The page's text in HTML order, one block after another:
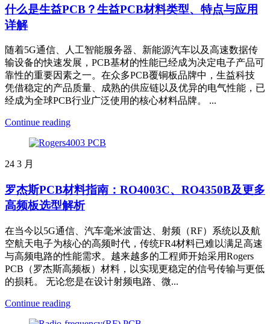
什么是生益PCB？生益PCB材料类型、特点与应用
详解
随着5G通信、人工智能服务器、新能源汽车以及高速数据传
输设备的快速发展，PCB基材的性能已经成为决定电子产品可
靠性的重要因素之一。在众多PCB覆铜板品牌中，生益科技
凭借稳定的产品质量、成熟的供应链以及优异的电气性能，已
经成为全球PCB行业广泛使用的核心材料品牌。 ...
Continue reading
24 3 月
罗杰斯PCB材料指南：RO4003C、RO4350B及更多
高频板选型解析
在当今以5G通信、汽车毫米波雷达、射频（RF）系统以及航
空航天电子为核心的高频时代，传统FR4材料已难以满足高速
与高频电路的性能需求。越来越多的工程师开始采用Rogers
PCB（罗杰斯高频板）材料，以实现更稳定的信号传输与更低
的损耗。 无论您是在设计射频电路、微...
Continue reading